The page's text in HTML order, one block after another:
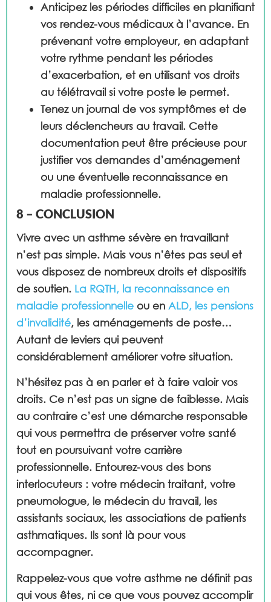
Anticipezles périodes difficiles en planifiant
vos rendez-vous médicaux à l’avance. En
prévenant votre employeur, en adaptant
votre rythme pendant les périodes
d’exacerbation, et en utilisant vos droits
au télétravail si votre poste le permet.
Tenez un journal de vos symptômes et de
leurs déclencheurs au travail. Cette
documentation peut être précieuse pour
justifier vos demandes d’aménagement
ou une éventuelle reconnaissance en
maladie professionnelle.
8 – CONCLUSION
Vivre avec un asthme sévère en travaillant
n’est pas simple. Mais vous n’êtes pas seul et
vous disposez de nombreux droits et dispositifs
de soutien. La RQTH, la reconnaissance en
maladie professionnelle ou en ALD, les pensions
d’invalidité, les aménagements de poste…
Autant de leviers qui peuvent
considérablement améliorer votre situation.
N’hésitez pas à en parler et à faire valoir vos
droits. Ce n’est pas un signe de faiblesse. Mais
au contraire c’est une démarche responsable
qui vous permettra de préserver votre santé
tout en poursuivant votre carrière
professionnelle. Entourez-vous des bons
interlocuteurs : votre médecin traitant, votre
pneumologue, le médecin du travail, les
assistants sociaux, les associations de patients
asthmatiques. Ils sont là pour vous
accompagner.
Rappelez-vous que votre asthme ne définit pas
qui vous êtes, ni ce que vous pouvez accomplir